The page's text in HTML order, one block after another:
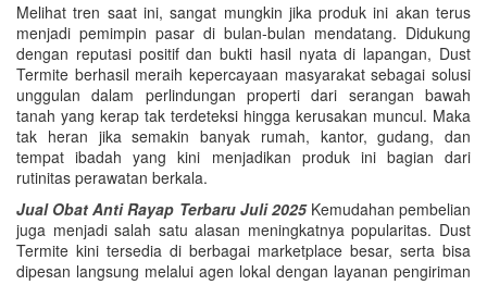
Melihat tren saat ini, sangat mungkin jika produk ini akan terus
menjadi pemimpin pasar di bulan-bulan mendatang. Didukung
dengan reputasi positif dan bukti hasil nyata di lapangan, Dust
Termite berhasil meraih kepercayaan masyarakat sebagai solusi
unggulan dalam perlindungan properti dari serangan bawah
tanah yang kerap tak terdeteksi hingga kerusakan muncul. Maka
tak heran jika semakin banyak rumah, kantor, gudang, dan
tempat ibadah yang kini menjadikan produk ini bagian dari
rutinitas perawatan berkala.
Jual Obat Anti Rayap Terbaru Juli 2025Kemudahan pembelian
juga menjadi salah satu alasan meningkatnya popularitas. Dust
Termite kini tersedia di berbagai marketplace besar, serta bisa
dipesan langsung melalui agen lokal dengan layanan pengiriman